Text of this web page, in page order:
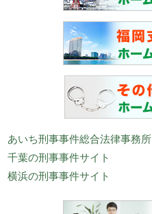
あいち刑事事件総合法律事務所
千葉の刑事事件サイト
横浜の刑事事件サイト